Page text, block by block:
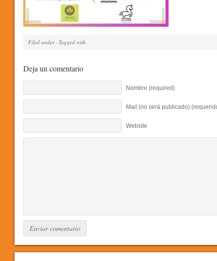
Filed under · Tagged with
Deja un comentario
Nombre (required)
Mail (no será publicado)
Website